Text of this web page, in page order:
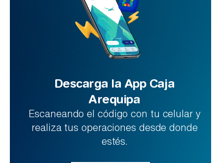
Descarga la App Caja
Arequipa
Escaneando el código con tu celular y
realiza tus operaciones desde donde
estés.